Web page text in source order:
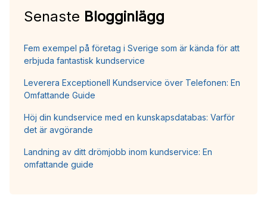
Senaste Blogginlägg
Fem exempel på företag i Sverige som är kända för att
erbjuda fantastisk kundservice
Leverera Exceptionell Kundservice över Telefonen: En
Omfattande Guide
Höj din kundservice med en kunskapsdatabas: Varför
det är avgörande
Landning av ditt drömjobb inom kundservice: En
omfattande guide